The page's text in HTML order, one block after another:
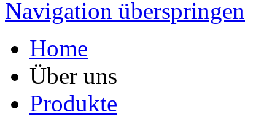
Navigation überspringen
Home
Über uns
Produkte